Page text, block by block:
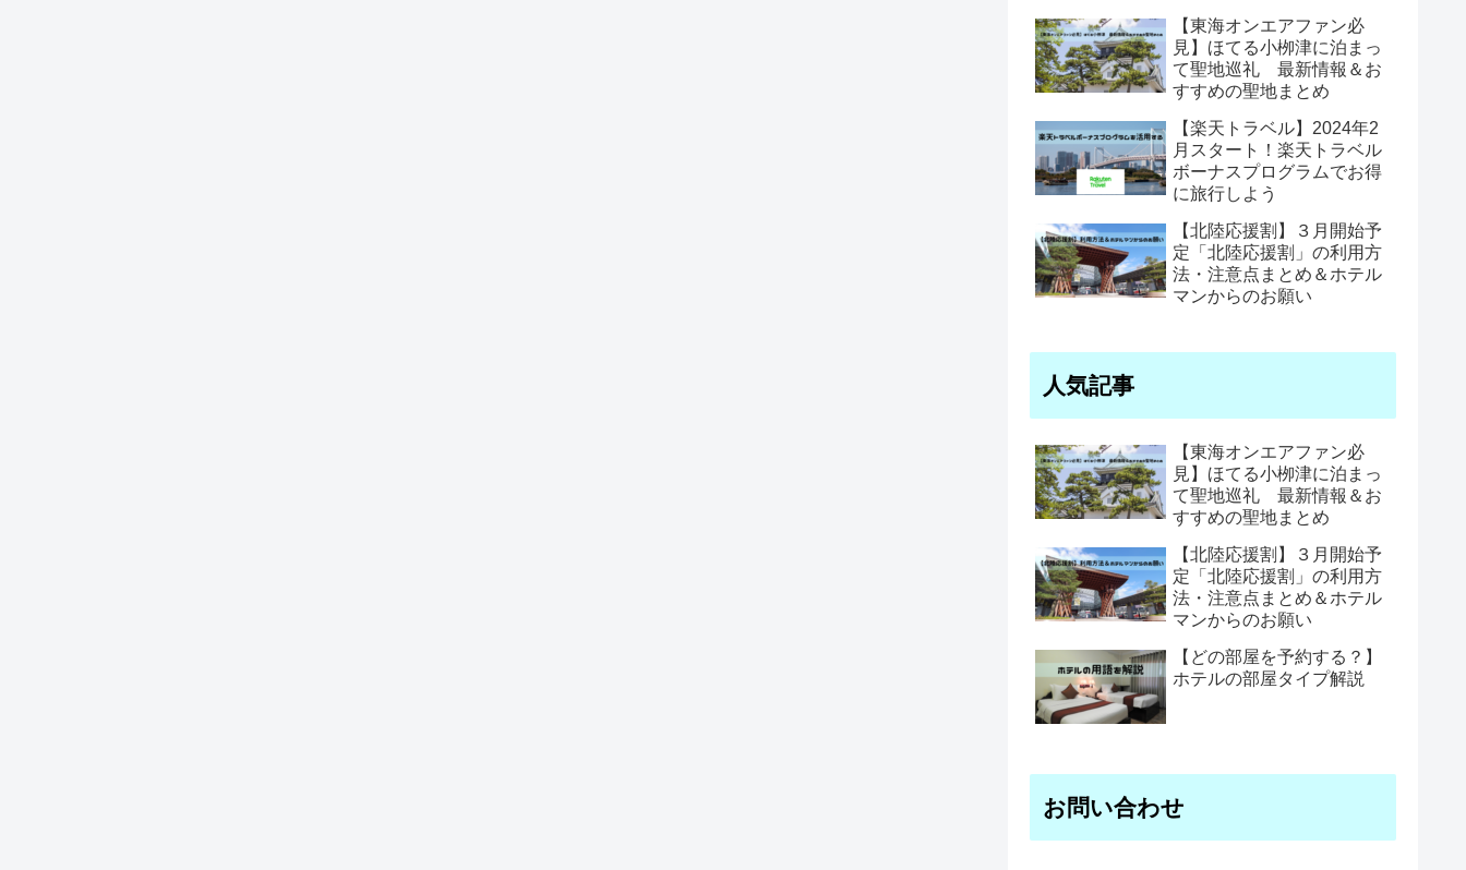
【東海オンエアファン必
見】ほてる小栁津に泊まっ
て聖地巡礼 最新情報＆お
すすめの聖地まとめ
【楽天トラベル】2024年2
月スタート！楽天トラベル
ボーナスプログラムでお得
に旅行しよう
【北陸応援割】３月開始予
定「北陸応援割」の利用方
法・注意点まとめ＆ホテル
マンからのお願い
人気記事
【東海オンエアファン必
見】ほてる小栁津に泊まっ
て聖地巡礼 最新情報＆お
すすめの聖地まとめ
【北陸応援割】３月開始予
定「北陸応援割」の利用方
法・注意点まとめ＆ホテル
マンからのお願い
【どの部屋を予約する？】
ホテルの部屋タイプ解説
お問い合わせ